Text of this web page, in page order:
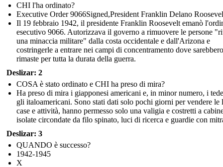
CHI l'ha ordinato?
Executive Order 9066Signed,President Franklin Delano
Il 19 febbraio 1942, il presidente Franklin Roosevelt emanò
esecutivo 9066. Autorizzava il governo a rimuovere le persone
una minaccia militare" dalla costa occidentale e dall'Arizona e
costringerle a entrare nei campi di concentramento dove sarebbero
rimaste per tutta la durata della guerra.
Deslizar: 2
COSA è stato ordinato e CHI ha preso di mira?
Ha preso di mira i giapponesi americani e, in minor numero, i
gli italoamericani. Sono stati dati solo pochi giorni per vendere le
case e attività, hanno permesso solo una valigia e costretti a
isolate circondate da filo spinato, luci di ricerca e guardie con
Deslizar: 3
QUANDO è successo?
1942-1945
X